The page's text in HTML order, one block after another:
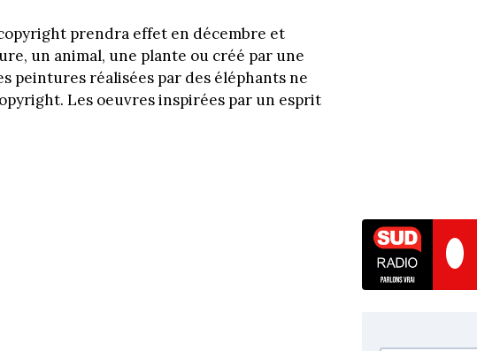
prendra effet en décembre et
un animal, une plante ou créé par une
peintures réalisées par des éléphants ne
Les oeuvres inspirées par un esprit